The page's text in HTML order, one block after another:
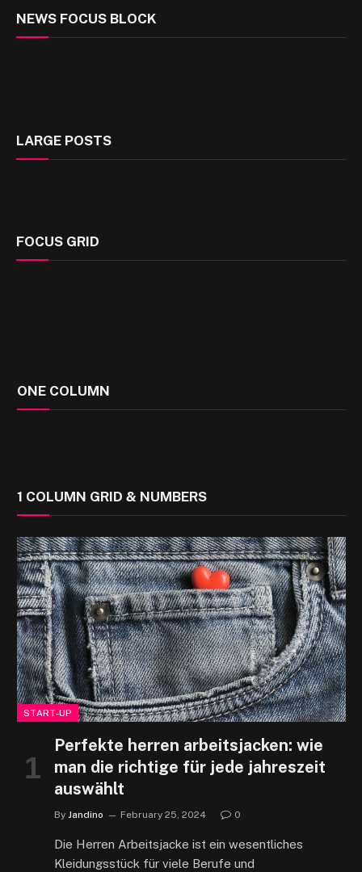
NEWS FOCUS BLOCK
LARGE POSTS
FOCUS GRID
ONE COLUMN
1 COLUMN GRID & NUMBERS
START-UP
Perfekte herren arbeitsjacken: wie
man die richtige für jede jahreszeit
auswählt
By Jandino February 25, 2024 0
Die Herren Arbeitsjacke ist ein wesentliches
Kleidungsstück für viele Berufe und